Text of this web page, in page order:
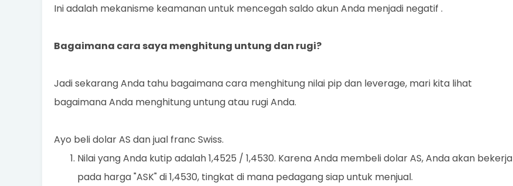
Ini adalah mekanisme keamanan untuk mencegah saldo akun Anda menjadi negatif .
Bagaimana cara saya menghitung untung dan rugi?
Jadi sekarang Anda tahu bagaimana cara menghitung nilai pip dan leverage, mari kita lihat
bagaimana Anda menghitung untung atau rugi Anda.
Ayo beli dolar AS dan jual franc Swiss.
Nilai yang Anda kutip adalah 1,4525 / 1,4530. Karena Anda membeli dolar AS, Anda akan bekerja
pada harga "ASK" di 1,4530, tingkat di mana pedagang siap untuk menjual.